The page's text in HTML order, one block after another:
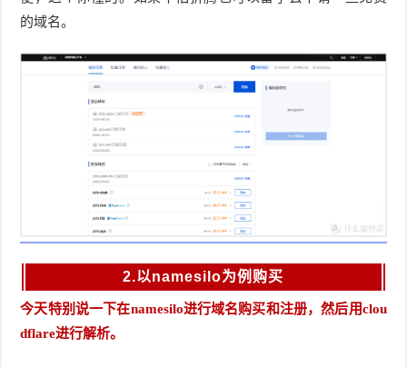
的域名。
2.以namesilo为例购买
今天特别说一下在namesilo进行域名购买和注册，然后用clou
dflare进行解析。